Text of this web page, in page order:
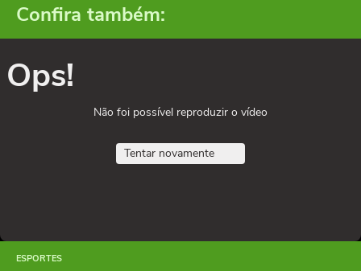
Confira também:
Ops!
Não foi possível reproduzir o vídeo
Tentar novamente
ESPORTES